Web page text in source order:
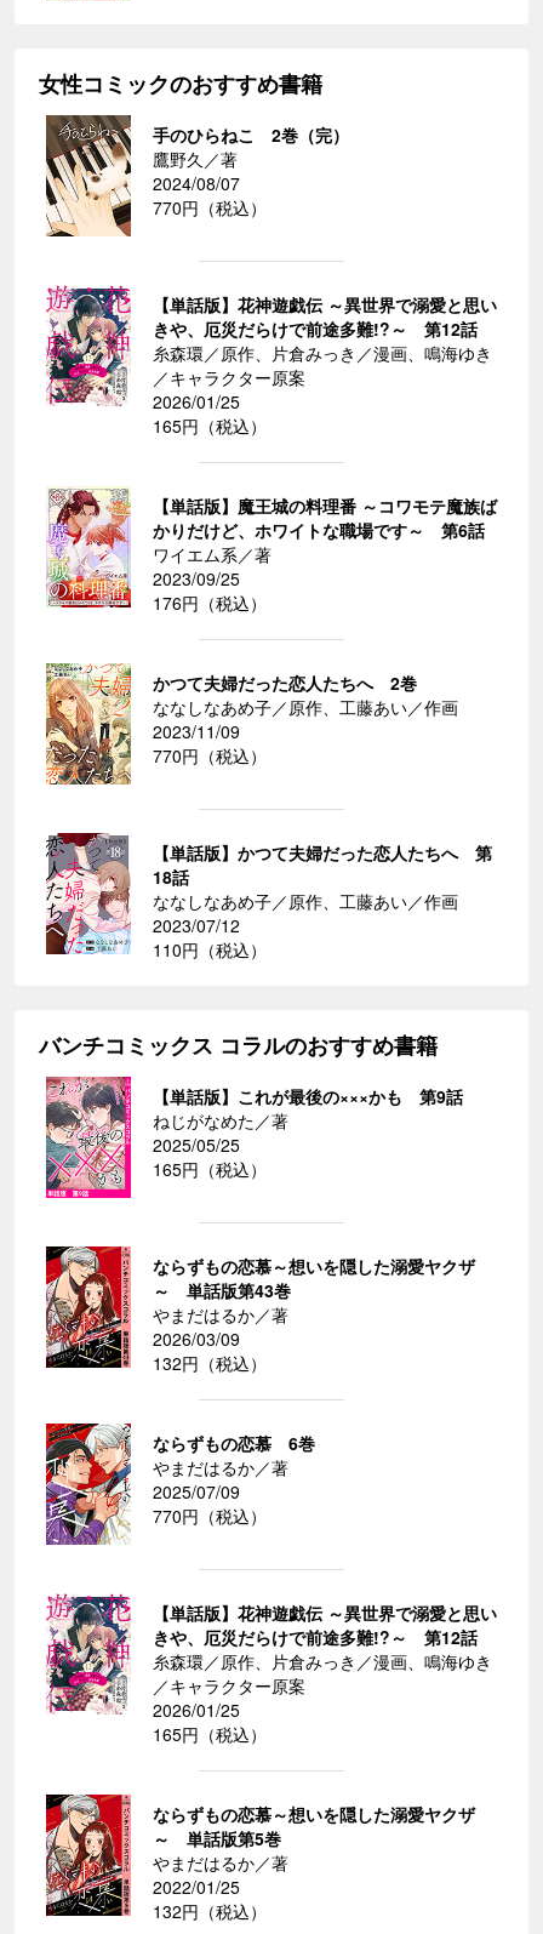
女性コミックのおすすめ書籍
手のひらねこ 2巻（完）
鷹野久／著
2024/08/07
770円（税込）
【単話版】花神遊戯伝 ～異世界で溺愛と思い
きや、厄災だらけで前途多難!?～ 第12話
糸森環／原作、片倉みっき／漫画、鳴海ゆき
／キャラクター原案
2026/01/25
165円（税込）
【単話版】魔王城の料理番 ～コワモテ魔族ば
かりだけど、ホワイトな職場です～ 第6話
ワイエム系／著
2023/09/25
176円（税込）
かつて夫婦だった恋人たちへ 2巻
ななしなあめ子／原作、工藤あい／作画
2023/11/09
770円（税込）
【単話版】かつて夫婦だった恋人たちへ 第
18話
ななしなあめ子／原作、工藤あい／作画
2023/07/12
110円（税込）
バンチコミックス コラルのおすすめ書籍
【単話版】これが最後の×××かも 第9話
ねじがなめた／著
2025/05/25
165円（税込）
ならずもの恋慕～想いを隠した溺愛ヤクザ
～ 単話版第43巻
やまだはるか／著
2026/03/09
132円（税込）
ならずもの恋慕 6巻
やまだはるか／著
2025/07/09
770円（税込）
【単話版】花神遊戯伝 ～異世界で溺愛と思い
きや、厄災だらけで前途多難!?～ 第12話
糸森環／原作、片倉みっき／漫画、鳴海ゆき
／キャラクター原案
2026/01/25
165円（税込）
ならずもの恋慕～想いを隠した溺愛ヤクザ
～ 単話版第5巻
やまだはるか／著
2022/01/25
132円（税込）